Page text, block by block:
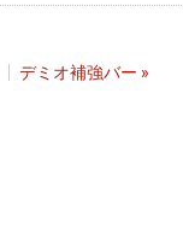
デミオ補強バー »